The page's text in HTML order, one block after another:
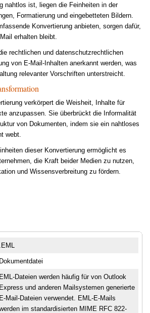
nahtlos ist, liegen die Feinheiten in der
Formatierung und eingebetteten Bildern.
Konvertierung anbieten, sorgen dafür,
erhalten bleibt.
rechtlichen und datenschutzrechtlichen
von E-Mail-Inhalten anerkannt werden, was
relevanter Vorschriften unterstreicht.
verkörpert die Weisheit, Inhalte für
anzupassen. Sie überbrückt die Informalität
von Dokumenten, indem sie ein nahtloses
webt.
dieser Konvertierung ermöglicht es
die Kraft beider Medien zu nutzen,
und Wissensverbreitung zu fördern.
.EML
Dokumentdatei
EML-Dateien werden häufig für von Outlook
Express und anderen Mailsystemen generierte
E-Mail-Dateien verwendet. EML-E-Mails
im standardisierten MIME RFC 822-